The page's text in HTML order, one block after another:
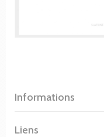
Informations
Liens